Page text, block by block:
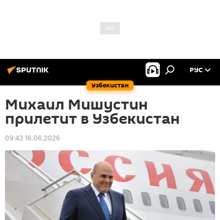
Узбекистан
РУС
Михаил Мишустин
прилетит в Узбекистан
09:43 16.06.2026